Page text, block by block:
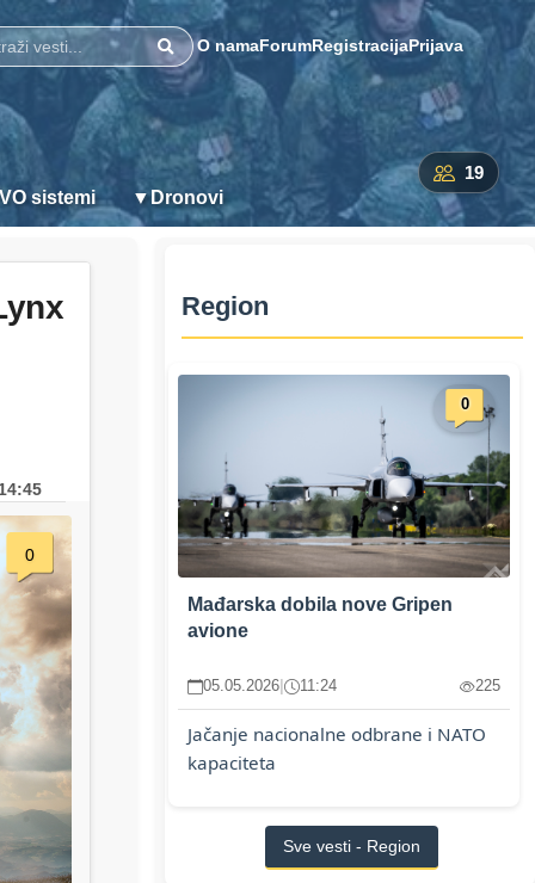
sistemi ▼Dronovi
Pretraži
O namaForumRegistracijaPrijava
19
14:45
0
Region
0
Mađarska dobila nove Gripen
avione
05.05.2026| 11:24 225
Jačanje nacionalne odbrane i NATO
kapaciteta
Sve vesti - Region